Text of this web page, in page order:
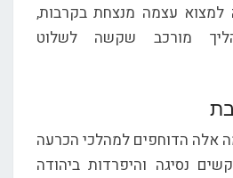
למצוא עצמה מנצחת בקרבות,
מורכב שקשה לשלוט
אלה הדוחפים למהלכי הכרעה
נסיגה והיפרדות ביהודה